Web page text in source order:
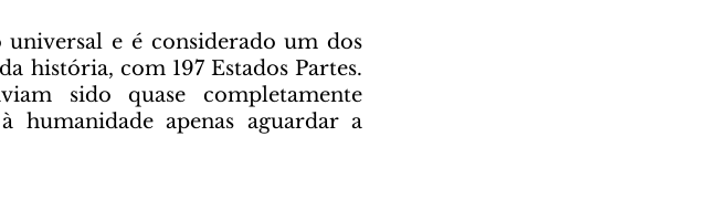
história, com 197 Estados Partes.
sido quase completamente
humanidade apenas aguardar a